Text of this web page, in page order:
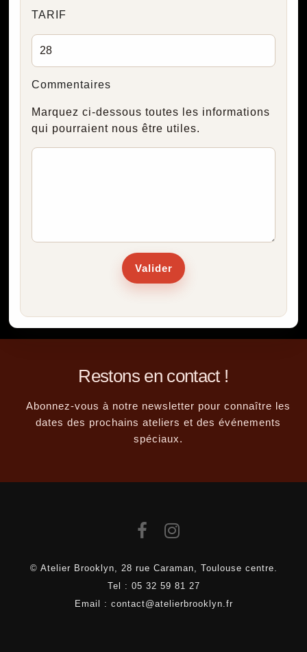
TARIF
Commentaires
Marquez ci-dessous toutes les informations
qui pourraient nous être utiles.
Valider
Restons en contact !
Abonnez-vous à notre newsletter pour connaître les
dates des prochains ateliers et des événements
spéciaux.
© Atelier Brooklyn, 28 rue Caraman, Toulouse centre.
Tel : 05 32 59 81 27
Email : contact@atelierbrooklyn.fr